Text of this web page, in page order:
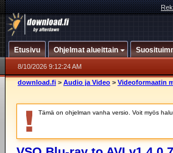
Etusivu Ohjelmat alueittain
8/10/2026 9:12:24 AM
download.fi > Audio ja Video > Videoformaatin
Tämä on ohjelman vanha versio. Voit myös